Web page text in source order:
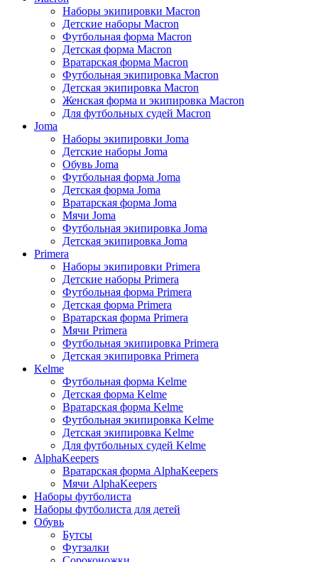
Наборы экипировки Macron
Детские наборы Macron
Футбольная форма Macron
Детская форма Macron
Вратарская форма Macron
Футбольная экипировка Macron
Детская экипировка Macron
Женская форма и экипировка Macron
Для футбольных судей Macron
Joma
Наборы экипировки Joma
Детские наборы Joma
Обувь Joma
Футбольная форма Joma
Детская форма Joma
Вратарская форма Joma
Мячи Joma
Футбольная экипировка Joma
Детская экипировка Joma
Primera
Наборы экипировки Primera
Детские наборы Primera
Футбольная форма Primera
Детская форма Primera
Вратарская форма Primera
Мячи Primera
Футбольная экипировка Primera
Детская экипировка Primera
Kelme
Футбольная форма Kelme
Детская форма Kelme
Вратарская форма Kelme
Футбольная экипировка Kelme
Детская экипировка Kelme
Для футбольных судей Kelme
AlphaKeepers
Вратарская форма AlphaKeepers
Мячи AlphaKeepers
Наборы футболиста
Наборы футболиста для детей
Обувь
Бутсы
Футзалки